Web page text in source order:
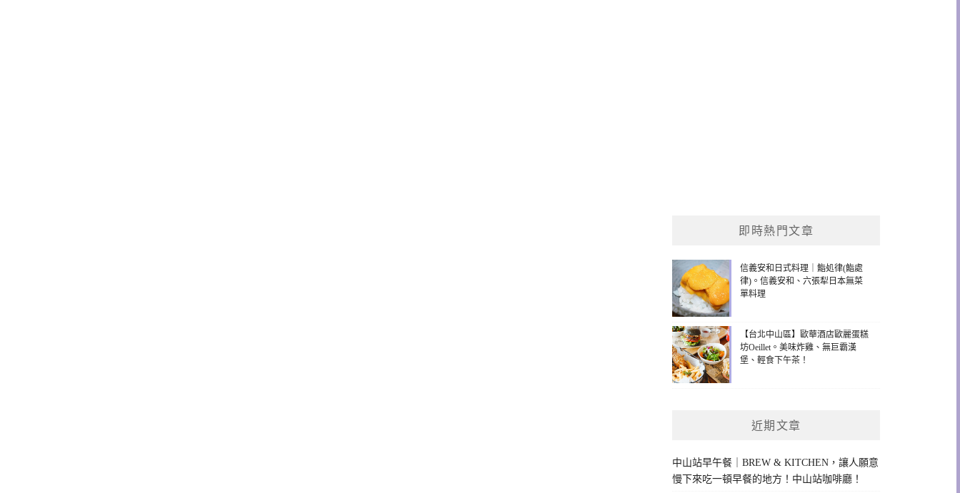
即時熱門文章
信義安和日式料理｜鮨処律(鮨處
律)。信義安和、六張犁日本無菜
單料理
【台北中山區】歐華酒店歐麗蛋糕
坊Oeillet。美味炸雞、無巨霸漢
堡、輕食下午茶！
近期文章
中山站早午餐｜BREW & KITCHEN，讓人願意
慢下來吃一頓早餐的地方！中山站咖啡廳！